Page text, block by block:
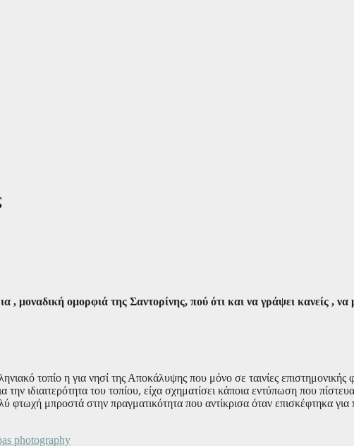
μοναδική ομορφιά της Σαντορίνης, πού ότι και να γράψει κανείς , να
τοπίο η για νησί της Αποκάλυψης που μόνο σε ταινίες επιστημονικής
ιδιαιτερότητα του τοπίου, είχα σχηματίσει κάποια εντύπωση που
φτωχή μπροστά στην πραγματικότητα που αντίκρισα όταν επισκέφτηκα